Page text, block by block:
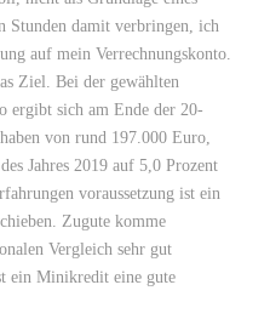
Stunden damit verbringen, ich
auf mein Verrechnungskonto.
Ziel. Bei der gewählten
ergibt sich am Ende der 20-
von rund 197.000 Euro,
Jahres 2019 auf 5,0 Prozent
voraussetzung ist ein
Zugute komme
Vergleich sehr gut
ein Minikredit eine gute